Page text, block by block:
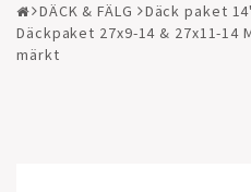
DÄCK & FÄLG Däck paket
Däckpaket 27x9-14 & 27x11-
märkt